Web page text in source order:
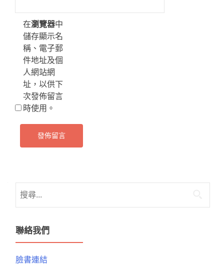
在瀏覽器中
儲存顯示名
稱、電子郵
件地址及個
人網站網
址，以供下
次發佈留言
時使用。
尋
鍵
字:
聯絡我們
臉書連結